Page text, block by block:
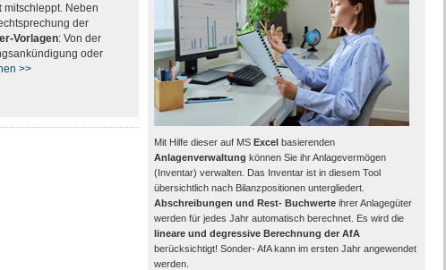
mitschleppt. Neben
der
Vorlagen: Von der
oder
>>
Mit Hilfe dieser auf MS Excelbasierenden
Anlagenverwaltung können Sie ihr Anlagevermögen
(Inventar) verwalten. Das Inventar ist in diesem Tool
übersichtlich nach Bilanzpositionen untergliedert.
Abschreibungen und Rest- Buchwerteihrer Anlagegüter
werden für jedes Jahr automatisch berechnet. Es wird die
lineare und degressive Berechnung der AfA
berücksichtigt! Sonder- AfA kann im ersten Jahr angewendet
werden.